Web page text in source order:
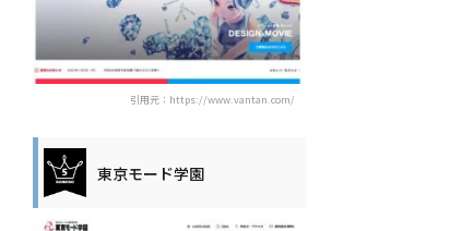
引用元：https://www.vantan.com/
東京モード学園